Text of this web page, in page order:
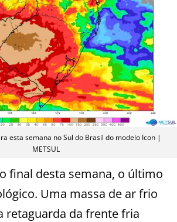
esta semana no Sul do Brasil do modelo Icon |
METSUL
final desta semana, o último
Uma massa de ar frio
retaguarda da frente fria